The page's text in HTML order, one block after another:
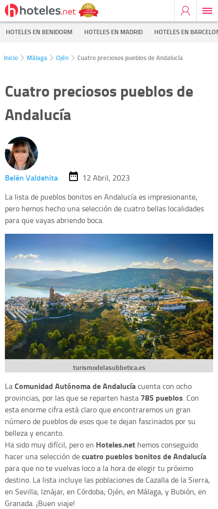
HOTELES EN BENIDORM HOTELES EN MADRID HOTELES EN
Inicio Málaga Ojén Cuatro preciosos pueblos de Andalucía
Cuatro preciosos pueblos de
Andalucía
Belén Valdehita
12 Abril, 2023
La lista de pueblos bonitos en Andalucía es impresionante,
pero hemos hecho una selección de cuatro bellas localidades
para que vayas abriendo boca.
turismodelasubbetica.es
LaComunidad Autónoma de Andalucíacuenta con ocho
provincias, por las que se reparten hasta 785 pueblos. Con
esta enorme cifra está claro que encontraremos un gran
número de pueblos de esos que te dejan fascinados por su
belleza y encanto.
Ha sido muy difícil, pero en Hoteles.net hemos conseguido
hacer una selección decuatro pueblos bonitos de Andalucía
para que no te vuelvas loco a la hora de elegir tu próximo
destino. La lista incluye las poblaciones de Cazalla de la Sierra,
en Sevilla; Iznájar, en Córdoba; Ojén, en Málaga, y Bubión, en
Granada. ¡Buen viaje!